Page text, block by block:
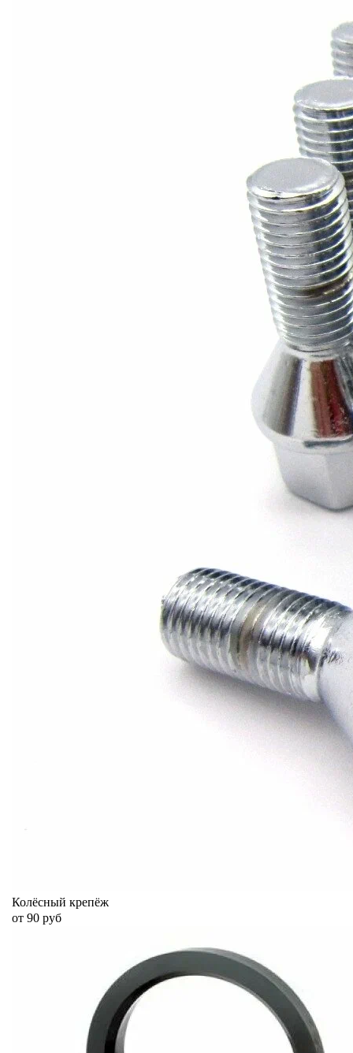
Колёсный крепёж
от 90 руб